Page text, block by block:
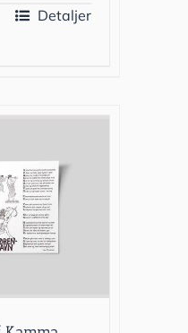
Detaljer